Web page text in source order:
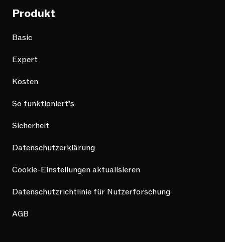
Produkt
Basic
Expert
Kosten
So funktioniert’s
Sicherheit
Datenschutzerklärung
Cookie-Einstellungen aktualisieren
Datenschutzrichtlinie für Nutzerforschung
AGB